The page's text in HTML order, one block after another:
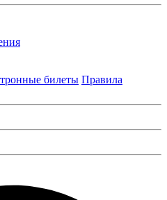
билеты Правила